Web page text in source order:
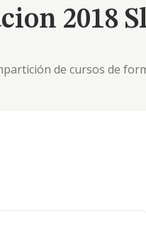
2018
de cursos de
por menor de material